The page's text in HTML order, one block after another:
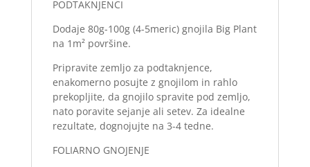
PODTAKNJENCI
Dodaje 80g-100g (4-5meric) gnojila Big Plant
na 1m² površine.
Pripravite zemljo za podtaknjence,
enakomerno posujte z gnojilom in rahlo
prekopljite, da gnojilo spravite pod zemljo,
nato poravite sejanje ali setev. Za idealne
rezultate, dognojujte na 3-4 tedne.
FOLIARNO GNOJENJE